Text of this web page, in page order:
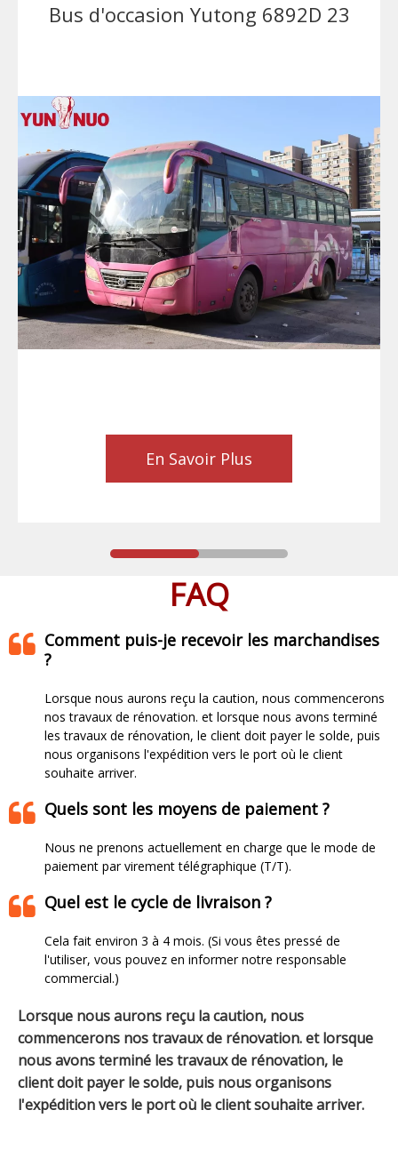
Bus d'occasion Yutong 6892D 23
En Savoir Plus
FAQ
Comment puis-je recevoir les marchandises
?
Lorsque nous aurons reçu la caution, nous commencerons
nos travaux de rénovation. et lorsque nous avons terminé
les travaux de rénovation, le client doit payer le solde, puis
nous organisons l'expédition vers le port où le client
souhaite arriver.​​​​​​​
Quels sont les moyens de paiement ?
Nous ne prenons actuellement en charge que le mode de
paiement par virement télégraphique (T/T).
Quel est le cycle de livraison ?
Cela fait environ 3 à 4 mois. (Si vous êtes pressé de
l'utiliser, vous pouvez en informer notre responsable
commercial.)
Lorsque nous aurons reçu la caution, nous
commencerons nos travaux de rénovation. et lorsque
nous avons terminé les travaux de rénovation, le
client doit payer le solde, puis nous organisons
l'expédition vers le port où le client souhaite arriver.